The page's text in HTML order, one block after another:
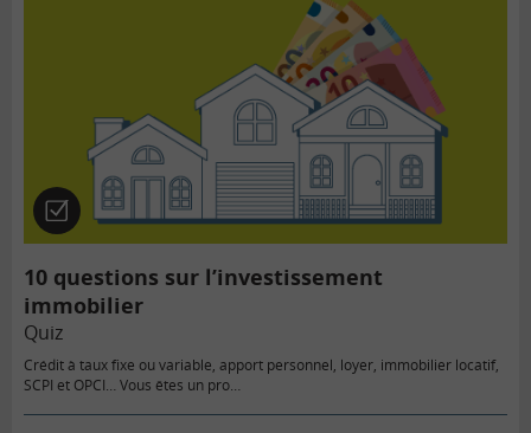
Quiz
10 questions sur l’investissement
immobilier
Quiz
Crédit à taux fixe ou variable, apport personnel, loyer, immobilier locatif,
SCPI et OPCI… Vous êtes un pro…